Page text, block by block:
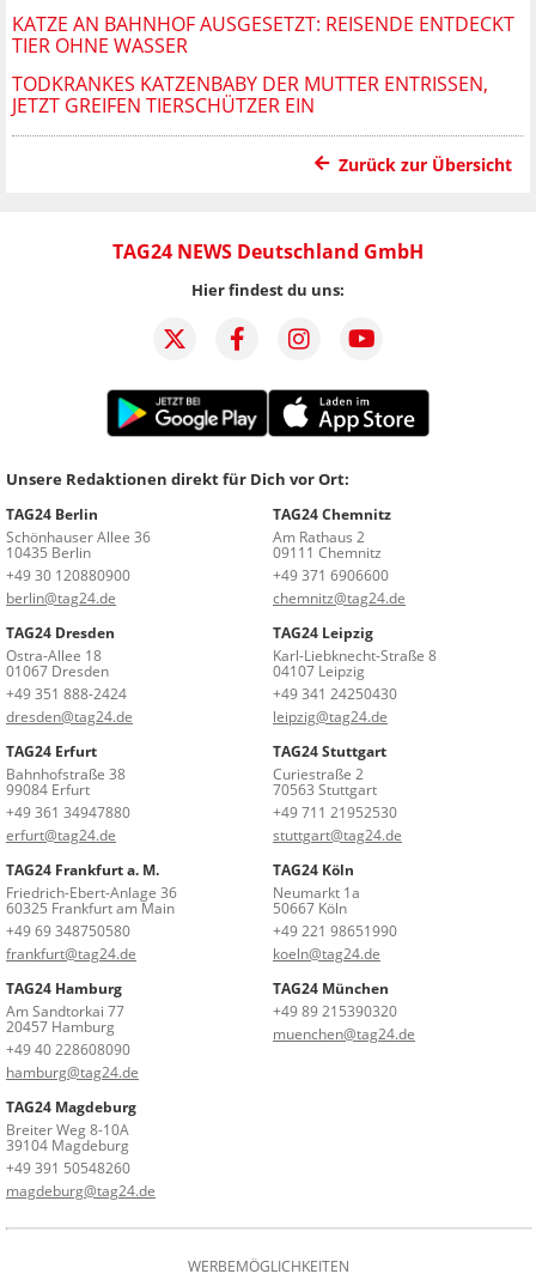
KATZE AN BAHNHOF AUSGESETZT: REISENDE ENTDECKT
TIER OHNE WASSER
TODKRANKES KATZENBABY DER MUTTER ENTRISSEN,
JETZT GREIFEN TIERSCHÜTZER EIN
Zurück zur Übersicht
TAG24 NEWS Deutschland GmbH
Hier findest du uns:
Unsere Redaktionen direkt für Dich vor Ort:
TAG24 Berlin
Schönhauser Allee 36
10435 Berlin
+49 30 120880900
berlin@tag24.de
TAG24 Chemnitz
Am Rathaus 2
09111 Chemnitz
+49 371 6906600
chemnitz@tag24.de
TAG24 Dresden
Ostra-Allee 18
01067 Dresden
+49 351 888-2424
dresden@tag24.de
TAG24 Leipzig
Karl-Liebknecht-Straße 8
04107 Leipzig
+49 341 24250430
leipzig@tag24.de
TAG24 Erfurt
Bahnhofstraße 38
99084 Erfurt
+49 361 34947880
erfurt@tag24.de
TAG24 Stuttgart
Curiestraße 2
70563 Stuttgart
+49 711 21952530
stuttgart@tag24.de
TAG24 Frankfurt a. M.
Friedrich-Ebert-Anlage 36
60325 Frankfurt am Main
+49 69 348750580
frankfurt@tag24.de
TAG24 Köln
Neumarkt 1a
50667 Köln
+49 221 98651990
koeln@tag24.de
TAG24 Hamburg
Am Sandtorkai 77
20457 Hamburg
+49 40 228608090
hamburg@tag24.de
TAG24 München
+49 89 215390320
muenchen@tag24.de
TAG24 Magdeburg
Breiter Weg 8-10A
39104 Magdeburg
+49 391 50548260
magdeburg@tag24.de
WERBEMÖGLICHKEITEN